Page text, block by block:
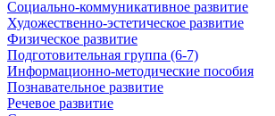
Социально-коммуникативное развитие
Художественно-эстетическое развитие
Физическое развитие
Подготовительная группа (6-7)
Информационно-методические пособия
Познавательное развитие
Речевое развитие